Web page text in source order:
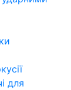
для